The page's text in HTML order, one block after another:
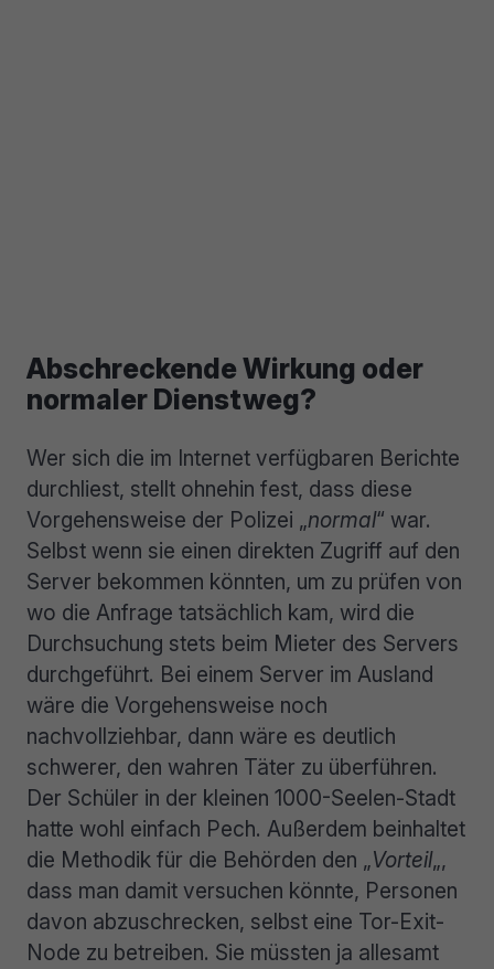
Abschreckende Wirkung oder
normaler Dienstweg?
Wer sich die im Internet verfügbaren Berichte
durchliest, stellt ohnehin fest, dass diese
Vorgehensweise der Polizei „normal“ war.
Selbst wenn sie einen direkten Zugriff auf den
Server bekommen könnten, um zu prüfen von
wo die Anfrage tatsächlich kam, wird die
Durchsuchung stets beim Mieter des Servers
durchgeführt. Bei einem Server im Ausland
wäre die Vorgehensweise noch
nachvollziehbar, dann wäre es deutlich
schwerer, den wahren Täter zu überführen.
Der Schüler in der kleinen 1000-Seelen-Stadt
hatte wohl einfach Pech. Außerdem beinhaltet
die Methodik für die Behörden den „Vorteil„,
dass man damit versuchen könnte, Personen
davon abzuschrecken, selbst eine Tor-Exit-
Node zu betreiben. Sie müssten ja allesamt